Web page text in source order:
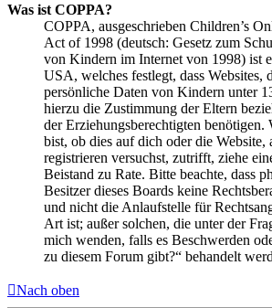
Was ist COPPA?
COPPA, ausgeschrieben Children’s
Act of 1998 (deutsch: Gesetz zum
von Kindern im Internet von 1998) ist
USA, welches festlegt, dass Websites,
persönliche Daten von Kindern unter
hierzu die Zustimmung der Eltern
der Erziehungsberechtigten benötigen.
bist, ob dies auf dich oder die Website,
registrieren versuchst, zutrifft, ziehe
Beistand zu Rate. Bitte beachte, dass
Besitzer dieses Boards keine
und nicht die Anlaufstelle für
Art ist; außer solchen, die unter der
mich wenden, falls es Beschwerden
zu diesem Forum gibt?“ behandelt
Nach oben